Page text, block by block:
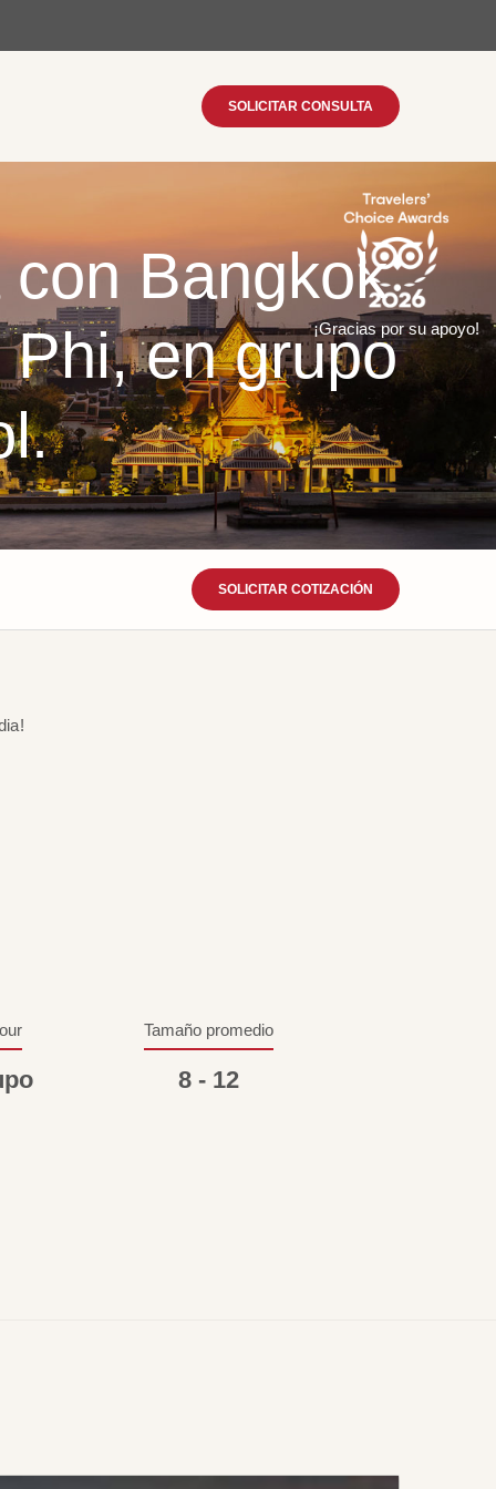
SOLICITAR CONSULTA
Bangkok
en grupo¡Gracias por su apoyo!
SOLICITAR COTIZACIÓN
Tamaño promedio
8 - 12